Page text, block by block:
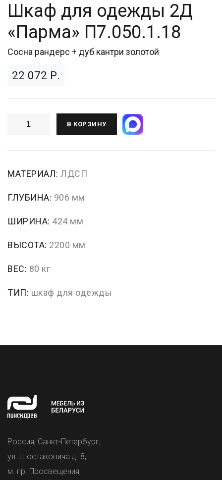
Шкаф для одежды 2Д
«Парма» П7.050.1.18
Сосна рандерс + дуб кантри золотой
22 072 Р.
В КОРЗИНУ
МАТЕРИАЛ: ЛДСП
ГЛУБИНА: 906 мм
ШИРИНА: 424 мм
ВЫСОТА: 2200 мм
ВЕС: 80 кг
ТИП: шкаф для одежды
Россия, Санкт-Петербург,
ул. Шостаковича д. 8,
м. пр. Просвещения,